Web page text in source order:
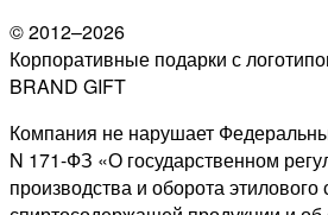
© 2012–2026
Корпоративные подарки с
BRAND GIFT
Компания не нарушает
N 171-ФЗ «О государственном
производства и оборота этилового